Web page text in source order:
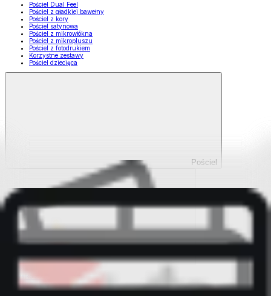
Pościel Dual Feel
Pościel z gładkiej bawełny
Pościel z kory
Pościel satynowa
Pościel z mikrowłókna
Pościel z mikropluszu
Pościel z fotodrukiem
Korzystne zestawy
Pościel dziecięca
Pościel